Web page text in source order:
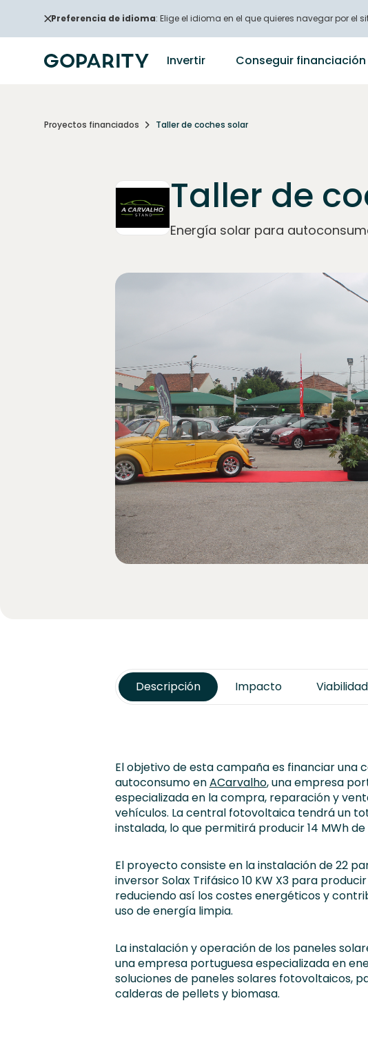
Preferencia de idioma: Elige el idioma en el que quieres navegar por el
Invertir Conseguir financiación
Proyectos financiados Taller de coches solar
Taller de
Energía solar para
Descripción Impacto
El objetivo de esta campaña es financiar
autoconsumo enACarvalho, una empresa
especializada en la compra, reparación y
vehículos. La central fotovoltaica tendrá un
instalada, lo que permitirá producir 14 MWh
El proyecto consiste en la instalación de 22
inversor Solax Trifásico 10 KW X3 para
reduciendo así los costes energéticos y
uso de energía limpia.
La instalación y operación de los paneles
una empresa portuguesa especializada en
soluciones de paneles solares fotovoltaicos,
calderas de pellets y biomasa.